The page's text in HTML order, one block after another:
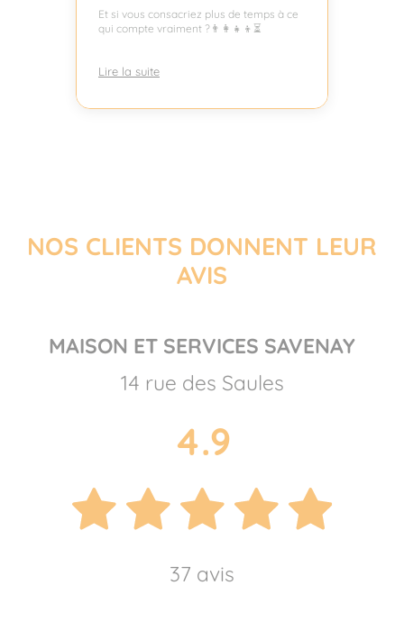
Et si vous consacriez plus de temps à ce
qui compte vraiment ?👨‍👩‍👧‍👦⏳
Lire la suite
NOS CLIENTS DONNENT LEUR
AVIS
MAISON ET SERVICES SAVENAY
14 rue des Saules
4.9
37 avis